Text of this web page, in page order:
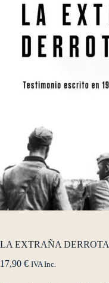
LA EXTRAÑA DERROTA
17,90 € IVA Inc.